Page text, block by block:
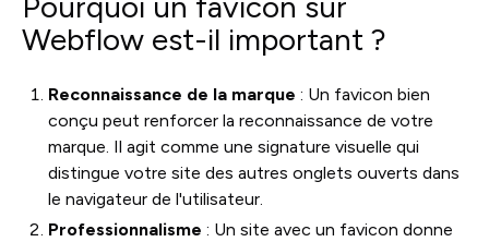
Webflow est-il important ?
Reconnaissance de la marque : Un favicon bien
conçu peut renforcer la reconnaissance de votre
marque. Il agit comme une signature visuelle qui
distingue votre site des autres onglets ouverts dans
le navigateur de l'utilisateur.
Professionnalisme : Un site avec un favicon donne